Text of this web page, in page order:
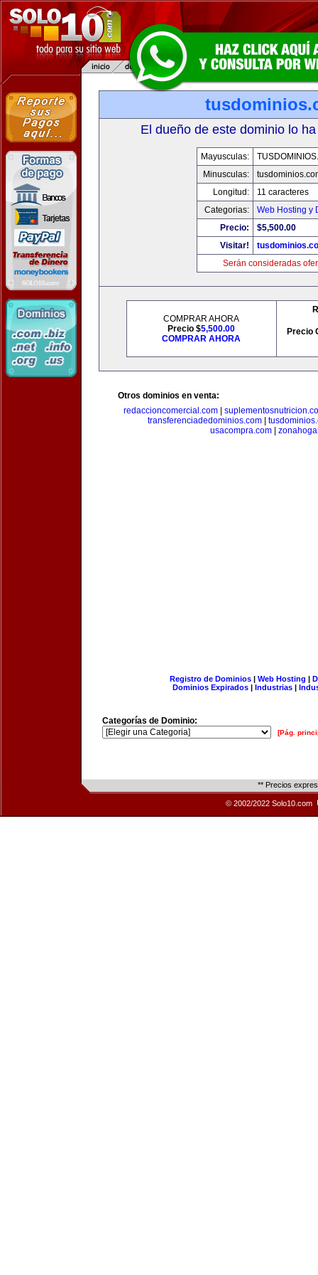
El dueño de este dominio lo
Mayusculas:
Minusculas:
Longitud:
11 caracteres
Categorias:
Web Hosting y
Precio:
$5,500.00
Visitar!
Serán consideradas
COMPRAR AHORA
Precio $5,500.00
COMPRAR AHORA
Precio
Otros dominios en venta:
redaccioncomercial.com|
transferenciadedominios.com|
usacompra.com
Registro de Dominios| Web Hosting |
Dominios Expirados | Industrias |
Categorías de Dominio:
[Pág.
** Precios
© 2002/2022 Solo10.com